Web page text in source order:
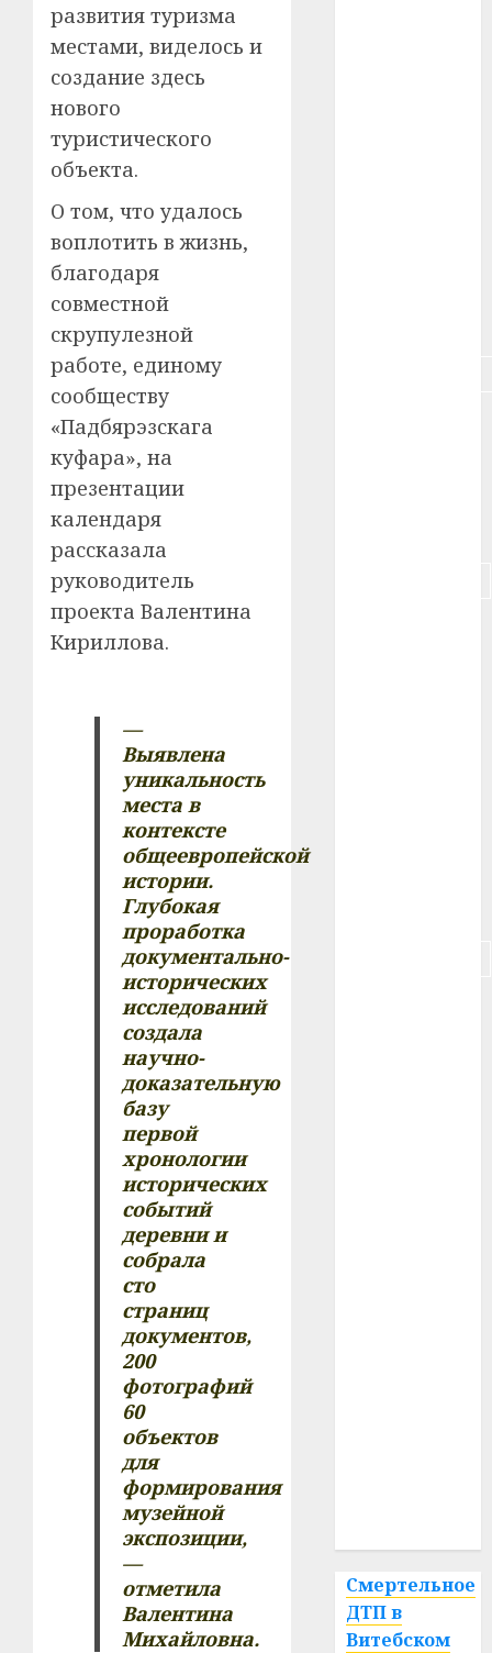
развития туризма
местами, виделось и
создание здесь
нового
туристического
объекта.
О том, что удалось
воплотить в жизнь,
благодаря
совместной
скрупулезной
работе, единому
сообществу
«Падбярэзскага
куфара», на
презентации
календаря
рассказала
руководитель
проекта Валентина
Кириллова.
—
Выявлена
уникальность
места в
контексте
общеевропейской
истории.
Глубокая
проработка
документально-
исторических
исследований
создала
научно-
доказательную
базу
первой
хронологии
исторических
событий
деревни и
собрала
сто
страниц
документов,
200
фотографий
60
объектов
для
формирования
музейной
экспозиции,
—
отметила
Валентина
Михайловна.
Смертельное
ДТП в
Витебском